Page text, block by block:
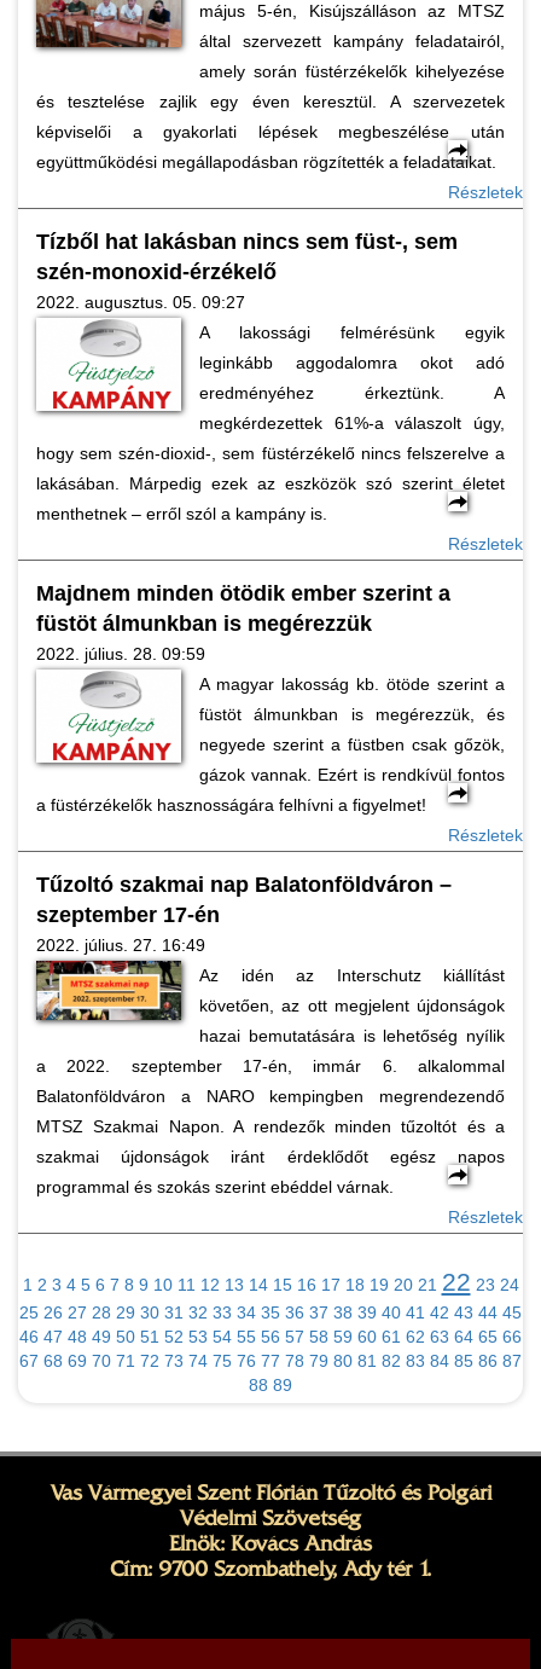
május 5-én, Kisújszálláson az MTSZ
által szervezett kampány feladatairól,
amely során füstérzékelők kihelyezése
és tesztelése zajlik egy éven keresztül. A szervezetek
képviselői a gyakorlati lépések megbeszélése után
együttműködési megállapodásban rögzítették a feladataikat.
Részletek
Tízből hat lakásban nincs sem füst-, sem
szén-monoxid-érzékelő
2022. augusztus. 05. 09:27
A lakossági felmérésünk egyik
leginkább aggodalomra okot adó
eredményéhez érkeztünk. A
megkérdezettek 61%-a válaszolt úgy,
hogy sem szén-dioxid-, sem füstérzékelő nincs felszerelve a
lakásában. Márpedig ezek az eszközök szó szerint életet
menthetnek – erről szól a kampány is.
Részletek
Majdnem minden ötödik ember szerint a
füstöt álmunkban is megérezzük
2022. július. 28. 09:59
A magyar lakosság kb. ötöde szerint a
füstöt álmunkban is megérezzük, és
negyede szerint a füstben csak gőzök,
gázok vannak. Ezért is rendkívül fontos
a füstérzékelők hasznosságára felhívni a figyelmet!
Részletek
Tűzoltó szakmai nap Balatonföldváron –
szeptember 17-én
2022. július. 27. 16:49
Az idén az Interschutz kiállítást
követően, az ott megjelent újdonságok
hazai bemutatására is lehetőség nyílik
a 2022. szeptember 17-én, immár 6. alkalommal
Balatonföldváron a NARO kempingben megrendezendő
MTSZ Szakmai Napon. A rendezők minden tűzoltót és a
szakmai újdonságok iránt érdeklődőt egész napos
programmal és szokás szerint ebéddel várnak.
Részletek
1 2 3 4 5 6 7 8 9 10 11 12 13 14 15 16 17 18 19 20 21 22 23 24
25 26 27 28 29 30 31 32 33 34 35 36 37 38 39 40 41 42 43 44 45
46 47 48 49 50 51 52 53 54 55 56 57 58 59 60 61 62 63 64 65 66
67 68 69 70 71 72 73 74 75 76 77 78 79 80 81 82 83 84 85 86 87
88 89
Vas Vármegyei Szent Flórián Tűzoltó és Polgári
Védelmi Szövetség
Elnök: Kovács András
Cím: 9700 Szombathely, Ady tér 1.